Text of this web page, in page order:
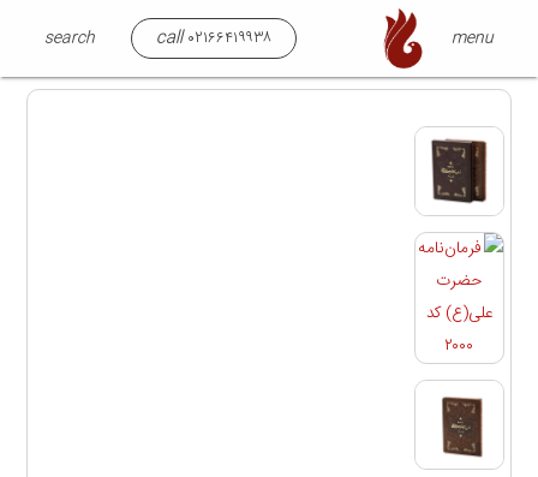
close menu ۰۲۱۶۶۴۱۹۹۳۸ call
search